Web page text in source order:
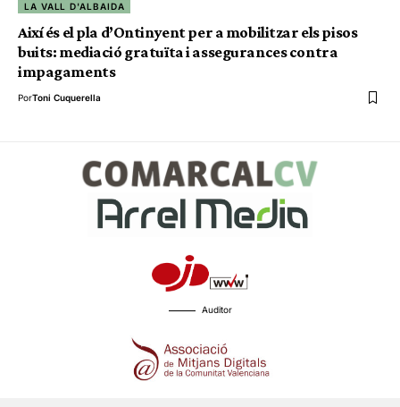
LA VALL D'ALBAIDA
Així és el pla d’Ontinyent per a mobilitzar els pisos
buits: mediació gratuïta i assegurances contra
impagaments
PorToni Cuquerella
Auditor